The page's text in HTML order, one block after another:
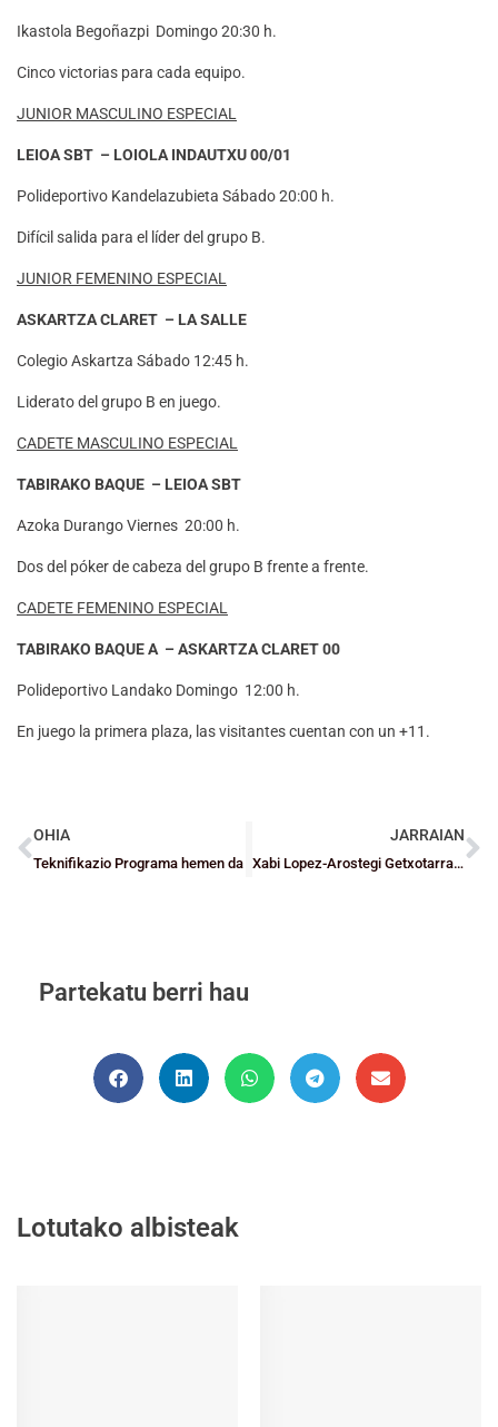
Ikastola Begoñazpi Domingo 20:30 h.
Cinco victorias para cada equipo.
JUNIOR MASCULINO ESPECIAL
LEIOA SBT – LOIOLA INDAUTXU 00/01
Polideportivo Kandelazubieta Sábado 20:00 h.
Difícil salida para el líder del grupo B.
JUNIOR FEMENINO ESPECIAL
ASKARTZA CLARET – LA SALLE
Colegio Askartza Sábado 12:45 h.
Liderato del grupo B en juego.
CADETE MASCULINO ESPECIAL
TABIRAKO BAQUE – LEIOA SBT
Azoka Durango Viernes 20:00 h.
Dos del póker de cabeza del grupo B frente a frente.
CADETE FEMENINO ESPECIAL
TABIRAKO BAQUE A – ASKARTZA CLARET 00
Polideportivo Landako Domingo 12:00 h.
En juego la primera plaza, las visitantes cuentan con un +11.
OHIA
Teknifikazio Programa hemen da
JARRAIAN
Xabi Lopez-Arostegi Getxotarra Espainiako Selekzio absolutuarekin jokatzeko deitua
Partekatu berri hau
Lotutako albisteak